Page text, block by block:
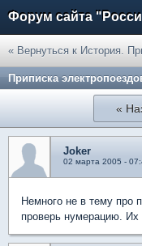
Форум сайта
« Вернуться к История.
Приписка
«
Joker
02 марта 2005 -
Немного не в тему про
проверь нумерацию. Их